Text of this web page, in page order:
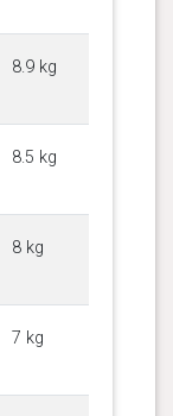
8.9 kg
8.5 kg
8 kg
7 kg